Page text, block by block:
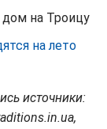
дом на Троицу
на лето
источники: